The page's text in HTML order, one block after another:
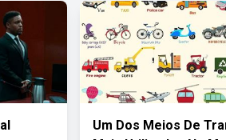
Um Dos Meios De